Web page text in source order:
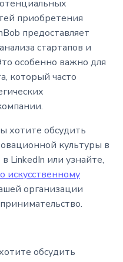
приобретения
предоставляет
стартапов и
особенно важно для
который часто
хотите обсудить
культуры в
LinkedIn или узнайте,
искусственному
организации
обсудить